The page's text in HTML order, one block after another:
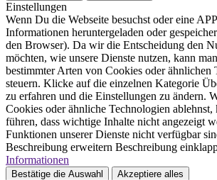
Einstellungen
Wenn Du die Webseite besuchst oder eine
Informationen heruntergeladen oder
den Browser). Da wir die Entscheidung den
möchten, wie unsere Dienste nutzen, kann
bestimmter Arten von Cookies oder ähnlichen
steuern. Klicke auf die einzelnen Kategorie
zu erfahren und die Einstellungen zu ändern.
Cookies oder ähnliche Technologien ablehnst,
führen, dass wichtige Inhalte nicht angezeigt
Funktionen unserer Dienste nicht verfügbar
Beschreibung erweitern Beschreibung
Informationen
Bestätige die Auswahl
Akzeptiere alles